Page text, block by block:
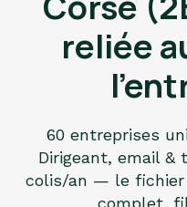
reliée
60 entreprises
Dirigeant, email &
colis/an — le fichier
complet,